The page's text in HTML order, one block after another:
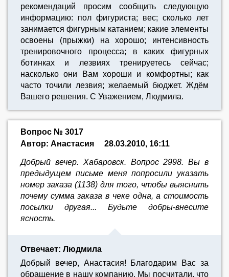
рекомендаций просим сообщить следующую
информацию: пол фигуриста; вес; сколько лет
занимается фигурным катанием; какие элементы
освоены (прыжки) на хорошо; интенсивность
тренировочного процесса; в каких фигурных
ботинках и лезвиях тренируетесь сейчас;
насколько они Вам хороши и комфортны; как
часто точили лезвия; желаемый бюджет. Ждём
Вашего решения. С Уважением, Людмила.
Вопрос № 3017
Автор: Анастасия
28.03.2010, 16:11
Добрый вечер. Хабаровск. Вопрос 2998. Вы в
предыдущем письме меня попросили указать
номер заказа (1138) для того, чтобы выяснить
почему сумма заказа в чеке одна, а стоимость
посылки другая... Будьте добры-внесите
ясность.
Отвечает: Людмила
Добрый вечер, Анастасия! Благодарим Вас за
обращение в нашу компанию. Мы посчитали, что